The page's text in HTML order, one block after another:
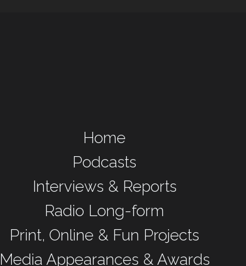
Home
Podcasts
Interviews & Reports
Radio Long-form
Print, Online & Fun Projects
Media Appearances & Awards